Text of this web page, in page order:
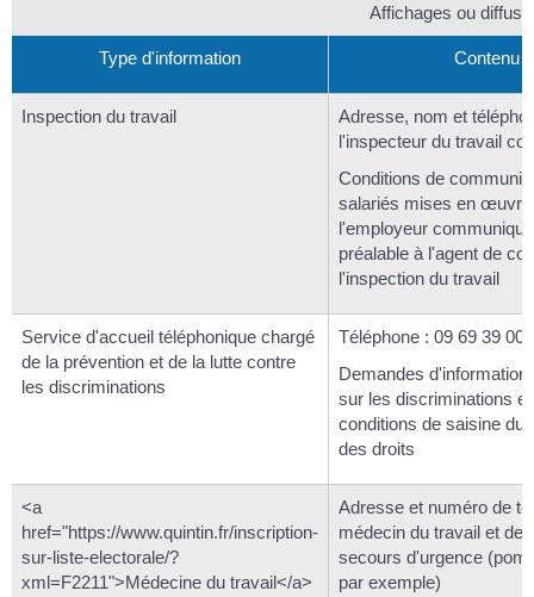
Affichages ou
Type d'information Contenu
Inspection du travail
Adresse, nom et
l'inspecteur du travail
Conditions de
salariés mises en œuvre
l'employeur
préalable à l'agent de
l'inspection du travail
Service d'accueil téléphonique chargé
de la prévention et de la lutte contre
les discriminations
Téléphone : 09 69 39 00
Demandes d'information
sur les discriminations
conditions de saisine du
des droits
<a
href="https://www.quintin.fr/inscription-
sur-liste-electorale/?
xml=F2211">Médecine du travail</a>
Adresse et numéro de
médecin du travail et
secours d'urgence
par exemple)